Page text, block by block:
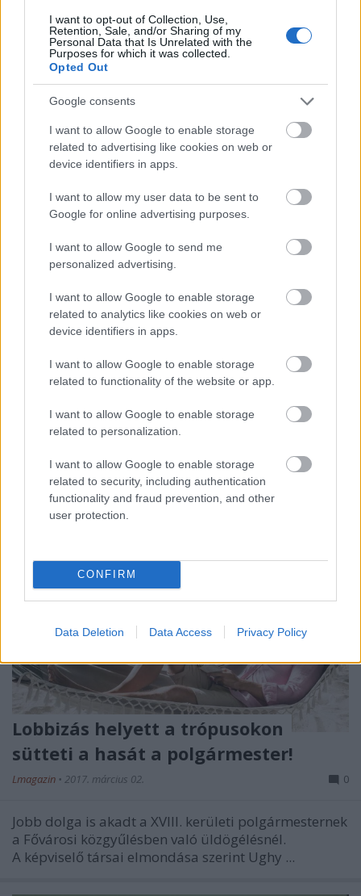
I want to opt-out of Collection, Use,
Retention, Sale, and/or Sharing of my
Personal Data that Is Unrelated with the
Purposes for which it was collected.
Opted Out
Google consents
I want to allow Google to enable storage
related to advertising like cookies on web or
device identifiers in apps.
I want to allow my user data to be sent to
Google for online advertising purposes.
I want to allow Google to send me
personalized advertising.
I want to allow Google to enable storage
related to analytics like cookies on web or
device identifiers in apps.
I want to allow Google to enable storage
related to functionality of the website or app.
I want to allow Google to enable storage
related to personalization.
I want to allow Google to enable storage
related to security, including authentication
functionality and fraud prevention, and other
user protection.
CONFIRM
Data Deletion Data Access Privacy Policy
fideszes országgyűlési képviselőnek ahhoz, hogy
lenullázzon egy közel egy éve ...
Kevesebb 10 millióval drágábban.
A kerületbe is begyűrűzött az a gyakorlat, amit az
országban látunk az állami beszerzéseknél. Ezúttal
10 millió forinttal többet költenek ...
Lobbizás helyett a trópusokon
sütteti a hasát a polgármester!
Lmagazin • 2017. március 02. 0
Jobb dolga is akadt a XVIII. kerületi polgármesternek
a Fővárosi közgyűlésben való üldögélésnél.
A képviselő társai elmondása szerint Ughy ...